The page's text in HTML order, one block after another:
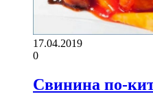
17.04.2019
0
Свинина по-